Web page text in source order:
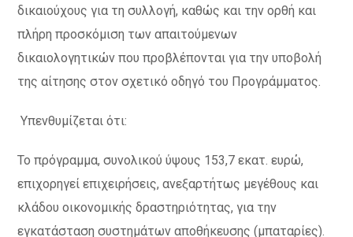
δικαιούχους για τη συλλογή, καθώς και την ορθή και
πλήρη προσκόμιση των απαιτούμενων
δικαιολογητικών που προβλέπονται για την υποβολή
της αίτησης στον σχετικό οδηγό του Προγράμματος.
Υπενθυμίζεται ότι:
Το πρόγραμμα, συνολικού ύψους 153,7 εκατ. ευρώ,
επιχορηγεί επιχειρήσεις, ανεξαρτήτως μεγέθους και
κλάδου οικονομικής δραστηριότητας, για την
εγκατάσταση συστημάτων αποθήκευσης (μπαταρίες).